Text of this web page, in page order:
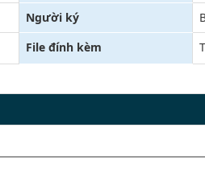
kiểm soát nhiễm khuẩn
ngoại tổng hợp
An Toàn Thực Phẩm-YTCC-Dinh
Người ký
File đính kèm